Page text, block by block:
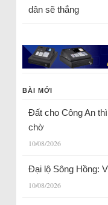
dân sẽ thắng
BÀI MỚI
Đất cho Công An
chờ
10/08/2026
Đại lộ Sông Hồng:
10/08/2026